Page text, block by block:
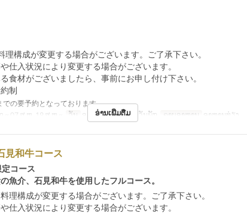
理構成が変更する場合がございます。ご了承下さい。
仕入状況により変更する場合がございます。
食材がございましたら、事前にお申し付け下さい。
制
での要予約となっております
~ 07 ສ.ຫ, 19 ສ.ຫ ~ ວັນ ອ, ພ, ພຫ, ສູ, ສ, ອາ, ວັນພັກ ຄາບອາຫານ ອາຫານທ່ຽງ
ອ່ານເພີ່ມຕື່ມ
見和牛コース
コース
魚介、石見和牛を使用したフルコース。
理構成が変更する場合がございます。ご了承下さい。
仕入状況により変更する場合がございます。